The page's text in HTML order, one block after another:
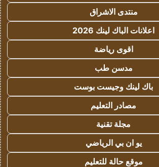
منتدى الاشراق
اعلانات الباك لينك 2026
اقوى رياضة
مدسن طب
باك لينك وجيست بوست
مصادر التعليم
مجلة تقنية
يو ان بي الرياضي
موقع حالة للتعليم